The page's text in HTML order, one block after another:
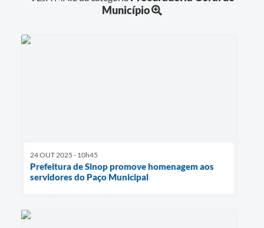
Município
24 OUT 2025 - 10h45
Prefeitura de Sinop promove homenagem aos
servidores do Paço Municipal